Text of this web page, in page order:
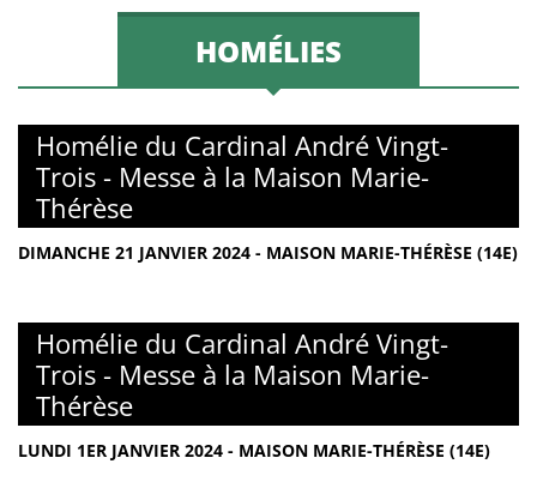
HOMÉLIES
Homélie du Cardinal André Vingt-
Trois - Messe à la Maison Marie-
Thérèse
DIMANCHE 21 JANVIER 2024 - MAISON MARIE-THÉRÈSE (14E)
Homélie du Cardinal André Vingt-
Trois - Messe à la Maison Marie-
Thérèse
LUNDI 1ER JANVIER 2024 - MAISON MARIE-THÉRÈSE (14E)